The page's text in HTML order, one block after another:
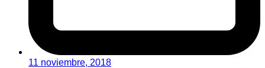
11 noviembre, 2018